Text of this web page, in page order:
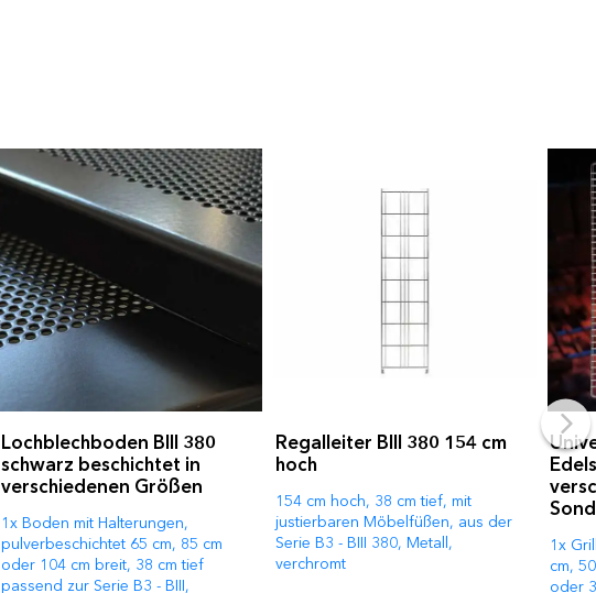
Lochblechboden BIII 380
schwarz beschichtet in
verschiedenen Größen
1x Boden mit Halterungen,
pulverbeschichtet 65 cm, 85 cm
oder 104 cm breit, 38 cm tief
passend zur Serie B3 - BIII,
Regalleiter BIII 380 154 cm
hoch
154 cm hoch, 38 cm tief, mit
justierbaren Möbelfüßen, aus der
Serie B3 - BIII 380, Metall,
verchromt
1x
cm,
oder